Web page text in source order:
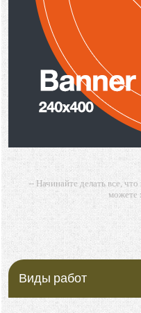
-- Начинайте делать все,
можете
-- Все дело в мыслях.
управлять. И поэтому
-- Идите уверенно по
глупость. Из всех
Виды работ